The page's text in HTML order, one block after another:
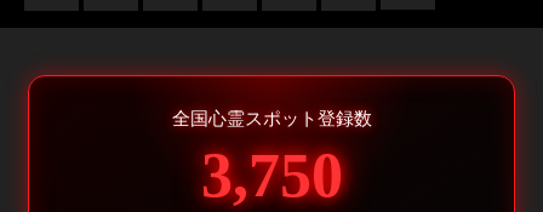
全国心霊スポット登録数
3,750